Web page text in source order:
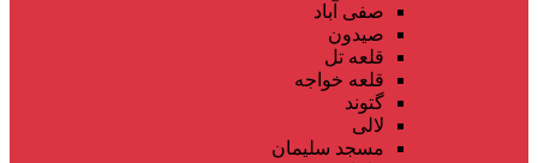
صفی آباد
صیدون
قلعه تل
قلعه خواجه
گتوند
لالی
مسجد سلیمان